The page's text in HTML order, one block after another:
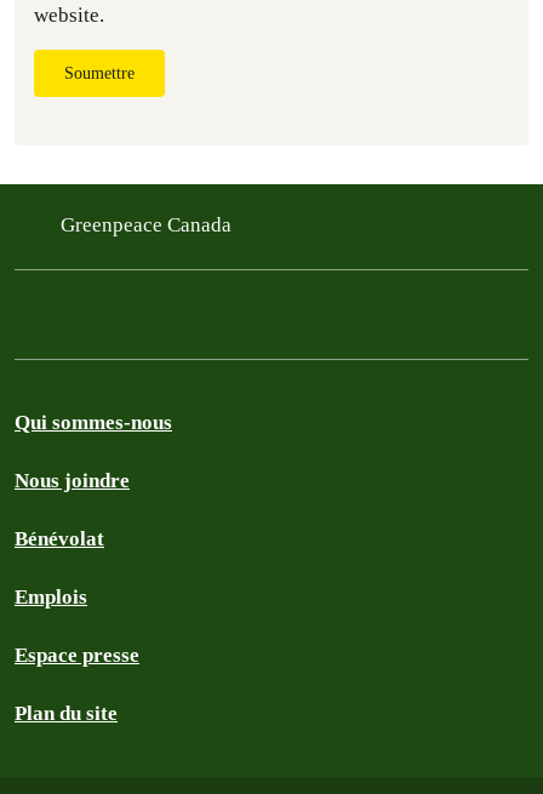
website.
Soumettre
Greenpeace Canada
Qui sommes-nous
Nous joindre
Bénévolat
Emplois
Espace presse
Plan du site